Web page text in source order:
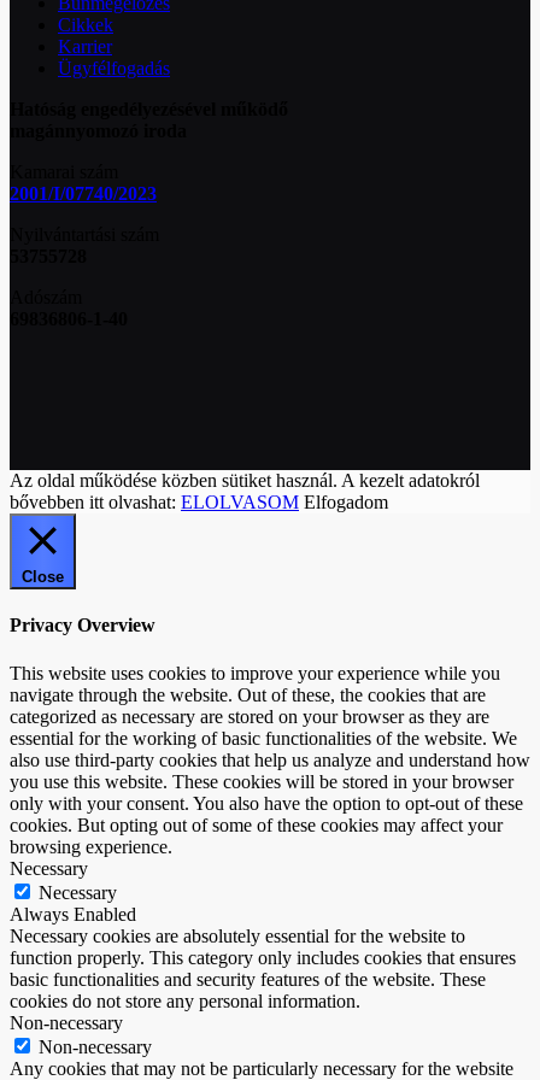
Cikkek
Karrier
Ügyfélfogadás
2001/I/07740/2023
Az oldal működése közben sütiket használ. A kezelt adatokról
bővebben itt olvashat: ELOLVASOM Elfogadom
Close
Privacy Overview
This website uses cookies to improve your experience while you
navigate through the website. Out of these, the cookies that are
categorized as necessary are stored on your browser as they are
essential for the working of basic functionalities of the website. We
also use third-party cookies that help us analyze and understand how
you use this website. These cookies will be stored in your browser
only with your consent. You also have the option to opt-out of these
cookies. But opting out of some of these cookies may affect your
browsing experience.
Necessary
Necessary
Always Enabled
Necessary cookies are absolutely essential for the website to
function properly. This category only includes cookies that ensures
basic functionalities and security features of the website. These
cookies do not store any personal information.
Non-necessary
Non-necessary
Any cookies that may not be particularly necessary for the website